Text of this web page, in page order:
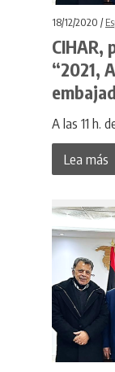
18/12/2020 /
CIHAR,
“2021,
A las 11 h.
Lea más